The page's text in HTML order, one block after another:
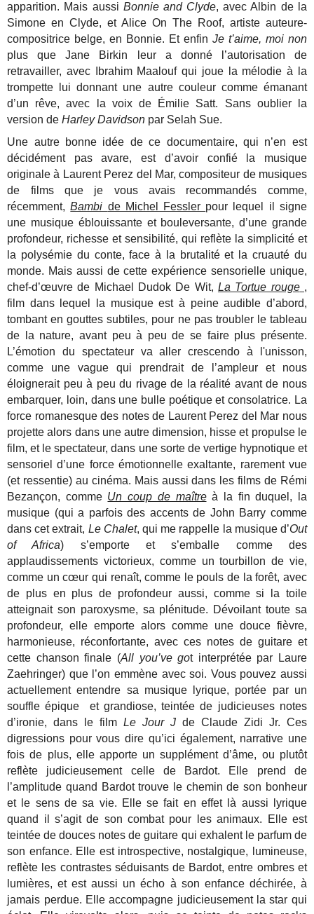
apparition. Mais aussi Bonnie and Clyde, avec Albin de la
Simone en Clyde, et Alice On The Roof, artiste auteure-
compositrice belge, en Bonnie. Et enfin Je t’aime, moi non
plus que Jane Birkin leur a donné l’autorisation de
retravailler, avec Ibrahim Maalouf qui joue la mélodie à la
trompette lui donnant une autre couleur comme émanant
d’un rêve, avec la voix de Émilie Satt. Sans oublier la
version deHarley Davidson par Selah Sue.
Une autre bonne idée de ce documentaire, qui n’en est
décidément pas avare, est d’avoir confié la musique
originale à Laurent Perez del Mar, compositeur de musiques
de films que je vous avais recommandés comme,
récemment,Bambi de Michel Fessler pour lequel il signe
une musique éblouissante et bouleversante, d’une grande
profondeur, richesse et sensibilité, qui reflète la simplicité et
la polysémie du conte, face à la brutalité et la cruauté du
monde. Mais aussi de cette expérience sensorielle unique,
chef-d’œuvre de Michael Dudok De Wit, La Tortue rouge,
film dans lequel la musique est à peine audible d’abord,
tombant en gouttes subtiles, pour ne pas troubler le tableau
de la nature, avant peu à peu de se faire plus présente.
L’émotion du spectateur va aller crescendo à l'unisson,
comme une vague qui prendrait de l’ampleur et nous
éloignerait peu à peu du rivage de la réalité avant de nous
embarquer, loin, dans une bulle poétique et consolatrice. La
force romanesque des notes de Laurent Perez del Mar nous
projette alors dans une autre dimension, hisse et propulse le
film, et le spectateur, dans une sorte de vertige hypnotique et
sensoriel d’une force émotionnelle exaltante, rarement vue
(et ressentie) au cinéma. Mais aussi dans les films de Rémi
Bezançon, comme Un coup de maîtreà la fin duquel, la
musique (qui a parfois des accents de John Barry comme
dans cet extrait, Le Chalet, qui me rappelle la musique d’Out
of Africa) s’emporte et s’emballe comme des
applaudissements victorieux, comme un tourbillon de vie,
comme un cœur qui renaît, comme le pouls de la forêt, avec
de plus en plus de profondeur aussi, comme si la toile
atteignait son paroxysme, sa plénitude. Dévoilant toute sa
profondeur, elle emporte alors comme une douce fièvre,
harmonieuse, réconfortante, avec ces notes de guitare et
cette chanson finale (All you’ve got interprétée par Laure
Zaehringer) que l’on emmène avec soi. Vous pouvez aussi
actuellement entendre sa musique lyrique, portée par un
souffle épique et grandiose, teintée de judicieuses notes
d’ironie, dans le filmLe Jour J de Claude Zidi Jr. Ces
digressions pour vous dire qu’ici également, narrative une
fois de plus, elle apporte un supplément d’âme, ou plutôt
reflète judicieusement celle de Bardot. Elle prend de
l’amplitude quand Bardot trouve le chemin de son bonheur
et le sens de sa vie. Elle se fait en effet là aussi lyrique
quand il s’agit de son combat pour les animaux. Elle est
teintée de douces notes de guitare qui exhalent le parfum de
son enfance. Elle est introspective, nostalgique, lumineuse,
reflète les contrastes séduisants de Bardot, entre ombres et
lumières, et est aussi un écho à son enfance déchirée, à
jamais perdue. Elle accompagne judicieusement la star qui